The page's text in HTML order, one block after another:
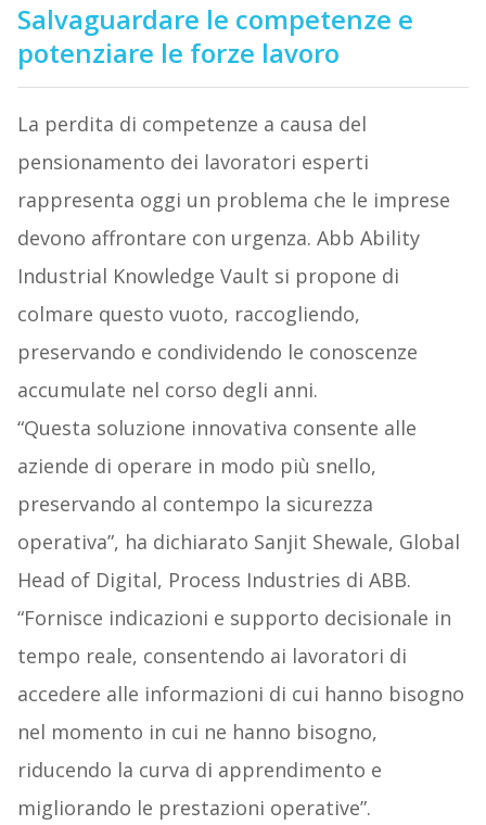
Salvaguardare le competenze e
potenziare le forze lavoro
La perdita di competenze a causa del
pensionamento dei lavoratori esperti
rappresenta oggi un problema che le imprese
devono affrontare con urgenza. Abb Ability
Industrial Knowledge Vault si propone di
colmare questo vuoto, raccogliendo,
preservando e condividendo le conoscenze
accumulate nel corso degli anni.
“Questa soluzione innovativa consente alle
aziende di operare in modo più snello,
preservando al contempo la sicurezza
operativa”, ha dichiarato Sanjit Shewale, Global
Head of Digital, Process Industries di ABB.
“Fornisce indicazioni e supporto decisionale in
tempo reale, consentendo ai lavoratori di
accedere alle informazioni di cui hanno bisogno
nel momento in cui ne hanno bisogno,
riducendo la curva di apprendimento e
migliorando le prestazioni operative”.